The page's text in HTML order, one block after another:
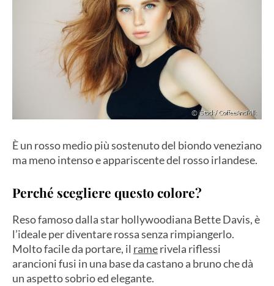
È un rosso medio più sostenuto del biondo veneziano
ma meno intenso e appariscente del rosso irlandese.
Perché scegliere questo colore?
Reso famoso dalla star hollywoodiana Bette Davis, è
l’ideale per diventare rossa senza rimpiangerlo.
Molto facile da portare, il ramerivela riflessi
arancioni fusi in una base da castano a bruno che dà
un aspetto sobrio ed elegante.